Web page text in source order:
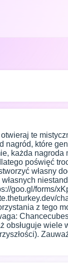
te
nagród, które
każda nagroda
poświęć
własny
goo.gl/forms/
z tego
obsługuje wiele